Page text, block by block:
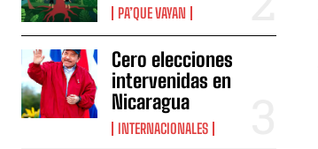
PA’QUE VAYAN
Cero elecciones
intervenidas en
Nicaragua
INTERNACIONALES